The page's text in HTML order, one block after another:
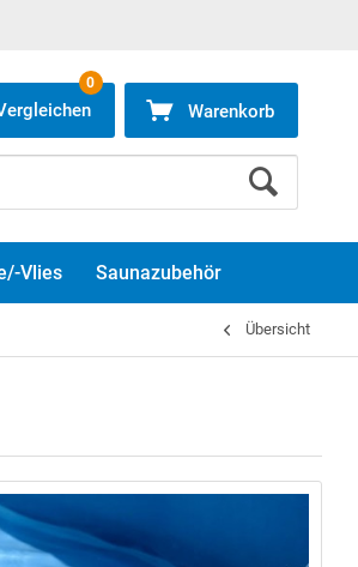
0
Warenkorb
Vlies Saunazubehör
Übersicht